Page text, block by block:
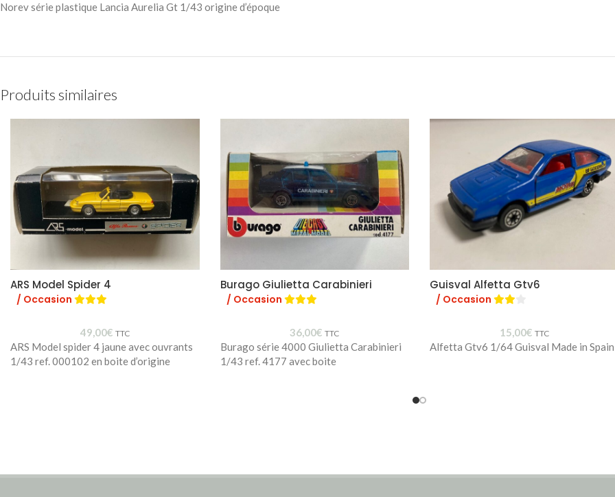
Norev série plastique Lancia Aurelia Gt 1/43 origine d’époque
Produits similaires
ARS Model Spider 4
/ Occasion
49,00€ TTC
ARS Model spider 4 jaune avec ouvrants
1/43 ref. 000102 en boite d’origine
Burago Giulietta Carabinieri
/ Occasion
36,00€ TTC
Burago série 4000 Giulietta Carabinieri
1/43 ref. 4177 avec boite
Guisval Alfetta Gtv6
/ Occasion
15,00€ TTC
Alfetta Gtv6 1/64 Guisval Made in Spain